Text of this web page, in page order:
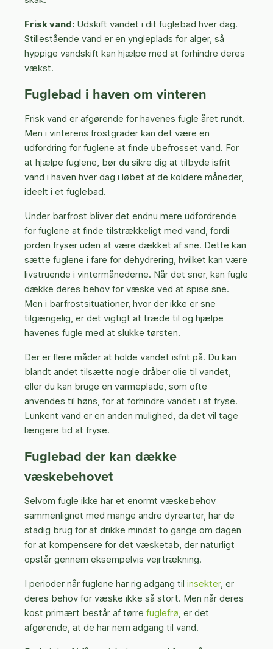
Frisk vand: Udskift vandet i dit fuglebad hver dag.
Stillestående vand er en yngleplads for alger, så
hyppige vandskift kan hjælpe med at forhindre deres
vækst.
Fuglebad i haven om vinteren
Frisk vand er afgørende for havenes fugle året rundt.
Men i vinterens frostgrader kan det være en
udfordring for fuglene at finde ubefrosset vand. For
at hjælpe fuglene, bør du sikre dig at tilbyde isfrit
vand i haven hver dag i løbet af de koldere måneder,
ideelt i et fuglebad.
Under barfrost bliver det endnu mere udfordrende
for fuglene at finde tilstrækkeligt med vand, fordi
jorden fryser uden at være dækket af sne. Dette kan
sætte fuglene i fare for dehydrering, hvilket kan være
livstruende i vintermånederne. Når det sner, kan fugle
dække deres behov for væske ved at spise sne.
Men i barfrostsituationer, hvor der ikke er sne
tilgængelig, er det vigtigt at træde til og hjælpe
havenes fugle med at slukke tørsten.
Der er flere måder at holde vandet isfrit på. Du kan
blandt andet tilsætte nogle dråber olie til vandet,
eller du kan bruge en varmeplade, som ofte
anvendes til høns, for at forhindre vandet i at fryse.
Lunkent vand er en anden mulighed, da det vil tage
længere tid at fryse.
Fuglebad der kan dække
væskebehovet
Selvom fugle ikke har et enormt væskebehov
sammenlignet med mange andre dyrearter, har de
stadig brug for at drikke mindst to gange om dagen
for at kompensere for det væsketab, der naturligt
opstår gennem eksempelvis vejrtrækning.
I perioder når fuglene har rig adgang til insekter, er
deres behov for væske ikke så stort. Men når deres
kost primært består af tørre fuglefrø, er det
afgørende, at de har nem adgang til vand.